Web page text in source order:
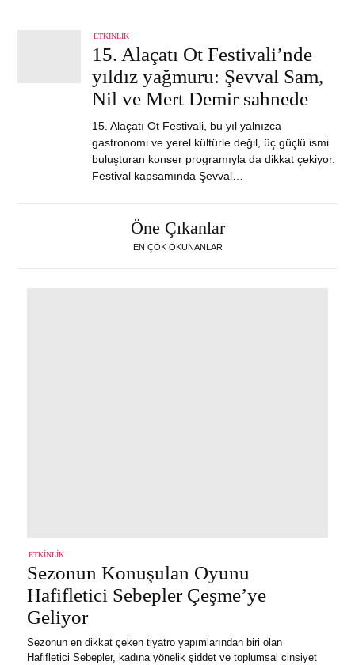
ETKINLIK
15. Alaçatı Ot Festivali’nde
yıldız yağmuru: Şevval Sam,
Nil ve Mert Demir sahnede
15. Alaçatı Ot Festivali, bu yıl yalnızca
gastronomi ve yerel kültürle değil, üç güçlü ismi
buluşturan konser programıyla da dikkat çekiyor.
Festival kapsamında Şevval…
Öne Çıkanlar
EN ÇOK OKUNANLAR
ETKINLIK
Sezonun Konuşulan Oyunu
Hafifletici Sebepler Çeşme’ye
Geliyor
Sezonun en dikkat çeken tiyatro yapımlarından biri olan
Hafifletici Sebepler, kadına yönelik şiddet ve toplumsal cinsiyet